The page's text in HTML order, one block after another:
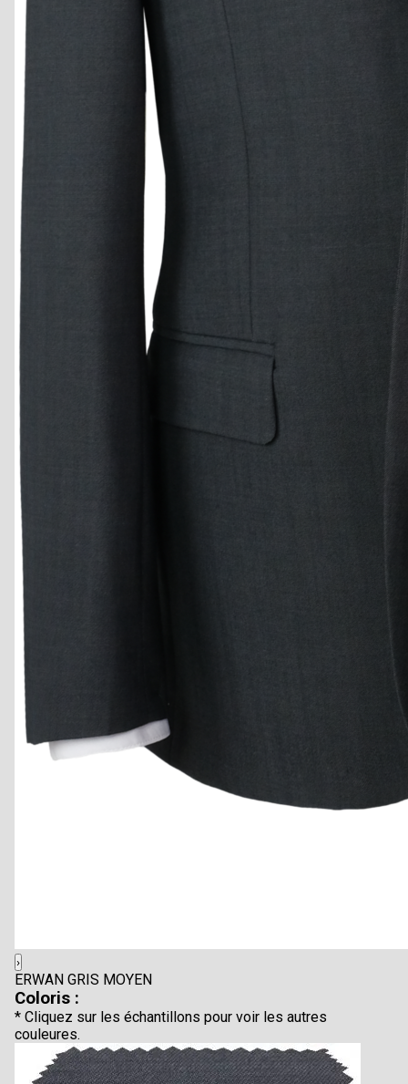
›
ERWAN GRIS MOYEN
Coloris :
* Cliquez sur les échantillons pour voir les autres
couleures.